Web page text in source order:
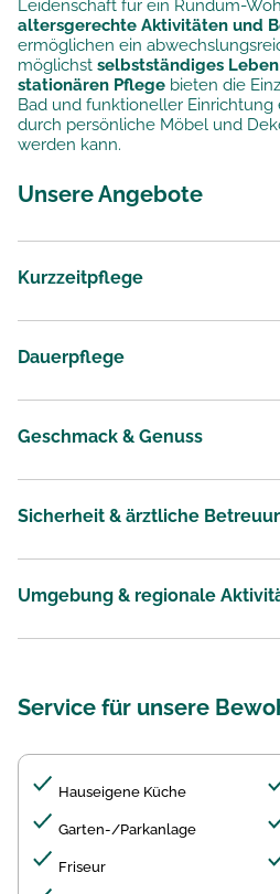
Leidenschaft für ein Rundum-
altersgerechte Aktivitäten und
ermöglichen ein
möglichst selbstständiges
stationären Pflege bieten die
Bad und funktioneller Einrichtung
durch persönliche Möbel und
werden kann.
Unsere Angebote
Kurzzeitpflege
Dauerpflege
Geschmack & Genuss
Sicherheit & ärztliche
Umgebung & regionale
Service für unsere
Hauseigene Küche
Garten-/Parkanlage
Friseur